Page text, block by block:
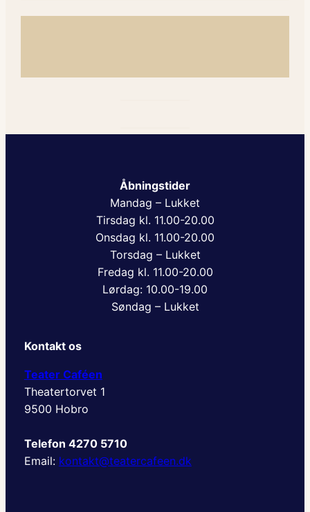
Åbningstider
Mandag – Lukket
Tirsdag kl. 11.00-20.00
Onsdag kl. 11.00-20.00
Torsdag – Lukket
Fredag kl. 11.00-20.00
Lørdag: 10.00-19.00
Søndag – Lukket
Kontakt os
Teater Caféen
Theatertorvet 1
9500 Hobro
Telefon 4270 5710
Email: kontakt@teatercafeen.dk